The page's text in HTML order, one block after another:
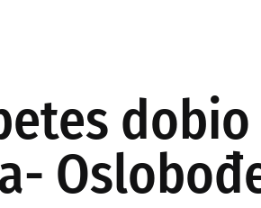
dobio